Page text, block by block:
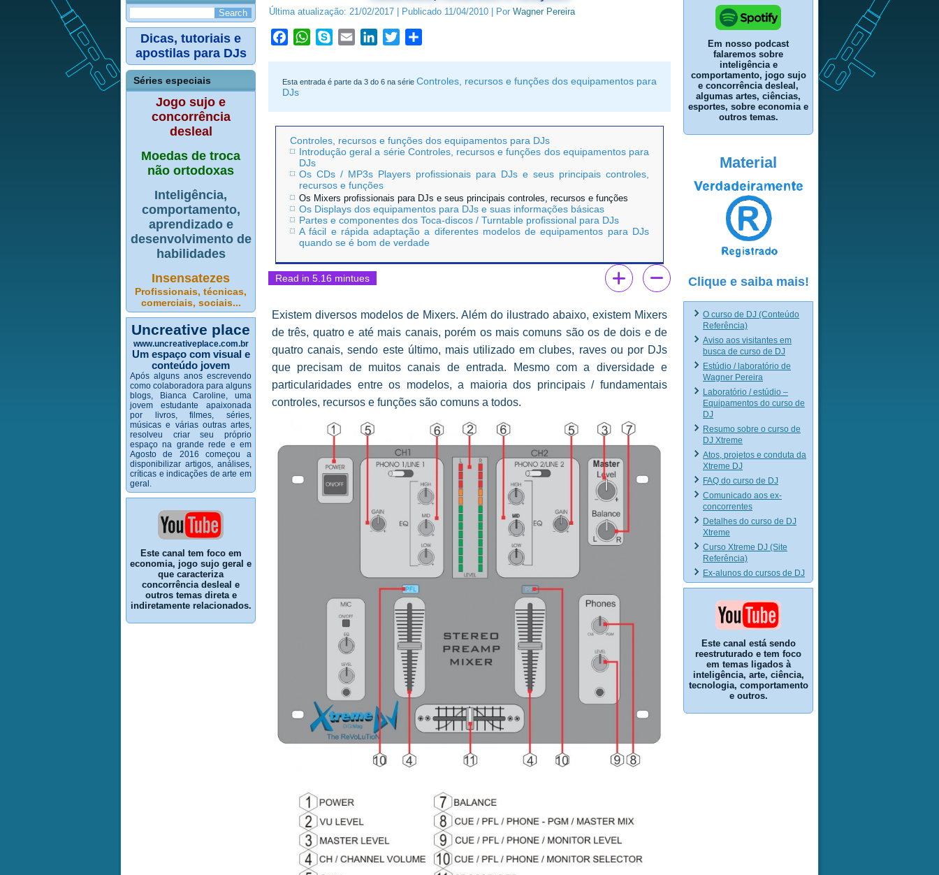
Dicas, tutoriais e
apostilas para DJs
Séries especiais
Jogo sujo e
concorrência
desleal
Moedas de troca
não ortodoxas
Inteligência,
comportamento,
aprendizado e
desenvolvimento de
habilidades
Insensatezes
Profissionais, técnicas,
comerciais, sociais...
Uncreative place
www.uncreativeplace.com.br
Um espaço com visual e
conteúdo jovem
Após alguns anos escrevendo
como colaboradora para alguns
blogs, Bianca Caroline, uma
jovem estudante apaixonada
por livros, filmes, séries,
músicas e várias outras artes,
resolveu criar seu próprio
espaço na grande rede e em
Agosto de 2016 começou a
disponibilizar artigos, análises,
críticas e indicações de arte em
geral.
Este canal tem foco em
economia, jogo sujo geral e
que caracteriza
concorrência desleal e
outros temas direta e
indiretamente relacionados.
Última atualização: 21/02/2017 Publicado 11/04/2010 Por Wagner Pereira
FacebookWhatsApp
Skype Email LinkedInTwitter
Esta entrada é parte da 3 do 6 na série Controles, recursos e funções dos equipamentos para
DJs
Controles, recursos e funções dos equipamentos para DJs
Introdução geral a série Controles, recursos e funções dos equipamentos para
DJs
Os CDs / MP3s Players profissionais para DJs e seus principais controles,
recursos e funções
Os Mixers profissionais para DJs e seus principais controles, recursos e funções
Os Displays dos equipamentos para DJs e suas informações básicas
Partes e componentes dos Toca-discos / Turntable profissional para DJs
A fácil e rápida adaptação a diferentes modelos de equipamentos para DJs
quando se é bom de verdade
Read in 5.16 mintues
Existem diversos modelos de Mixers. Além do ilustrado abaixo, existem Mixers
de três, quatro e até mais canais, porém os mais comuns são os de dois e de
quatro canais, sendo este último, mais utilizado em clubes, raves ou por DJs
que precisam de muitos canais de entrada. Mesmo com a diversidade e
particularidades entre os modelos, a maioria dos principais / fundamentais
controles, recursos e funções são comuns a todos.
Em nosso podcast
falaremos sobre
inteligência e
comportamento, jogo sujo
e concorrência desleal,
algumas artes, ciências,
esportes, sobre economia e
outros temas.
Material
Clique e saiba mais!
O curso de DJ (Conteúdo
Referência)
Aviso aos visitantes em
busca de curso de DJ
Estúdio / laboratório de
Wagner Pereira
Laboratório / estúdio –
Equipamentos do curso de
DJ
Resumo sobre o curso de
DJ Xtreme
Atos, projetos e conduta da
Xtreme DJ
FAQ do curso de DJ
Comunicado aos ex-
concorrentes
Detalhes do curso de DJ
Xtreme
Curso Xtreme DJ (Site
Referência)
Ex-alunos do cursos de DJ
Este canal está sendo
reestruturado e tem foco
em temas ligados à
inteligência, arte, ciência,
tecnologia, comportamento
e outros.